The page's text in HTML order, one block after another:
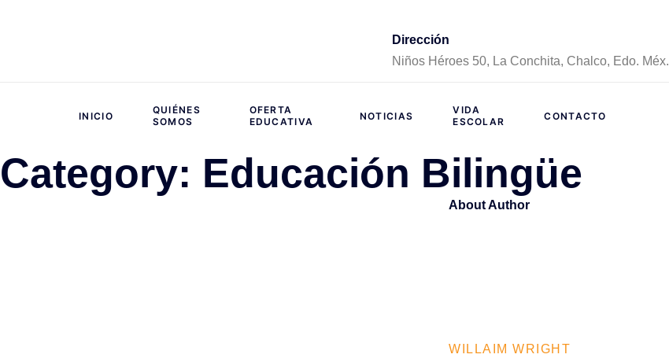
Dirección
Niños Héroes 50, La Conchita, Chalco, Edo. Méx.
INICIO
QUIÉNES
SOMOS
OFERTA
EDUCATIVA
NOTICIAS
VIDA
ESCOLAR
CONTACTO
Category: Educación Bilingüe
About Author
WILLAIM WRIGHT